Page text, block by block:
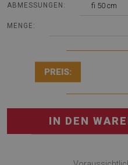
ABMESSUNGEN: fi 50 cm
MENGE:
PREIS:
IN DEN